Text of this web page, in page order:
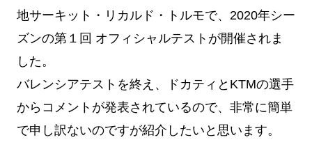
地サーキット・リカルド・トルモで、2020年シー
ズンの第１回 オフィシャルテストが開催されま
した。
バレンシアテストを終え、ドカティとKTMの選手
からコメントが発表されているので、非常に簡単
で申し訳ないのですが紹介したいと思います。